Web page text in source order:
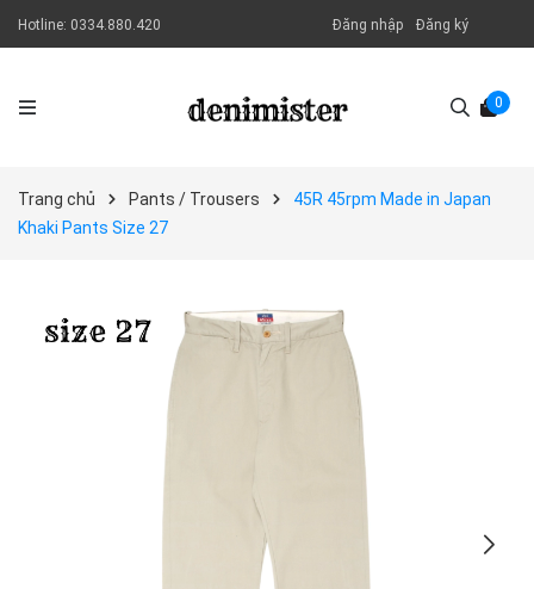
Hotline: 0334.880.420 Đăng nhập Đăng ký
0
Trang chủ Pants / Trousers
45R 45rpm Made in Japan
Khaki Pants Size 27